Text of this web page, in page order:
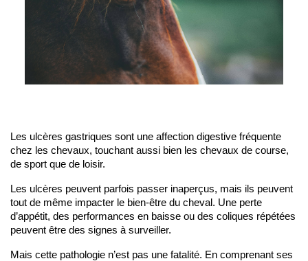
Les ulcères gastriques sont une affection digestive fréquente
chez les chevaux, touchant aussi bien les chevaux de course,
de sport que de loisir.
Les ulcères peuvent parfois passer inaperçus, mais ils peuvent
tout de même impacter le bien-être du cheval. Une perte
d’appétit, des performances en baisse ou des coliques répétées
peuvent être des signes à surveiller.
Mais cette pathologie n’est pas une fatalité. En comprenant ses